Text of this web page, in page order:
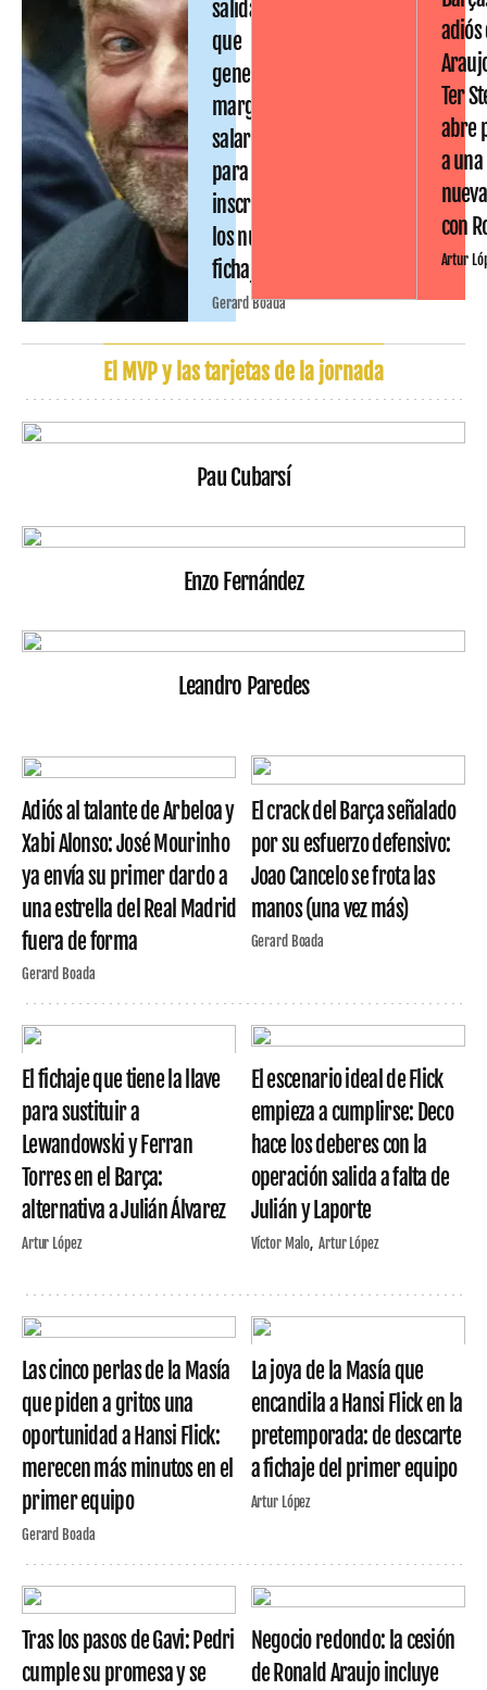
salidas
que
generan
margen
salarial
para
inscribir
los nuevos
fichajes
Gerard Boada
adiós
Ter
abre
a una
con
Artur
El MVP y las tarjetas de la jornada
Pau Cubarsí
Enzo Fernández
Leandro Paredes
Adiós al talante de Arbeloa y
Xabi Alonso: José Mourinho
ya envía su primer dardo a
una estrella del Real Madrid
fuera de forma
Gerard Boada
El crack del Barça señalado
por su esfuerzo defensivo:
Joao Cancelo se frota las
manos (una vez más)
Gerard Boada
El fichaje que tiene la llave
para sustituir a
Lewandowski y Ferran
Torres en el Barça:
alternativa a Julián Álvarez
Artur López
El escenario ideal de Flick
empieza a cumplirse: Deco
hace los deberes con la
operación salida a falta de
Julián y Laporte
Víctor Malo Artur López
Las cinco perlas de la Masía
que piden a gritos una
oportunidad a Hansi Flick:
merecen más minutos en el
primer equipo
Gerard Boada
La joya de la Masía que
encandila a Hansi Flick en la
pretemporada: de descarte
a fichaje del primer equipo
Artur López
Tras los pasos de Gavi: Pedri
cumple su promesa y se
Negocio redondo: la cesión
de Ronald Araujo incluye